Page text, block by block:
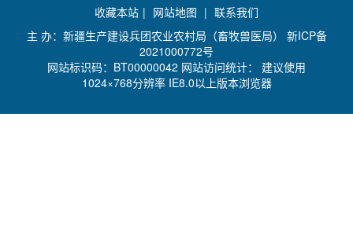
收藏本站 | 网站地图 | 联系我们
主 办：新疆生产建设兵团农业农村局（畜牧兽医局） 新ICP备
2021000772号
网站标识码：BT00000042 网站访问统计： 建议使用
1024×768分辨率 IE8.0以上版本浏览器